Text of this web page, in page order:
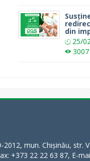
din
25/
3007
mun. Chișinău, str.
+373 22 22 63 87, E-